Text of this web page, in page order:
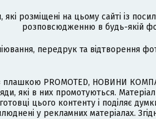
які розміщені на цьому сайті із
розповсюдженню в будь-якій
передрук та відтворення
плашкою PROMOTED, НОВИНИ
які в них промотуються.
цього контенту і поділяє
у рекламних матеріалах.